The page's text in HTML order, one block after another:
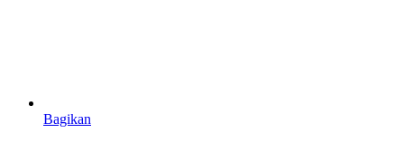
Bagikan